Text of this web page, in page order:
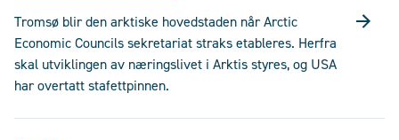
Tromsø blir den arktiske hovedstaden når Arctic
Economic Councils sekretariat straks etableres. Herfra
skal utviklingen av næringslivet i Arktis styres, og USA
har overtatt stafettpinnen.